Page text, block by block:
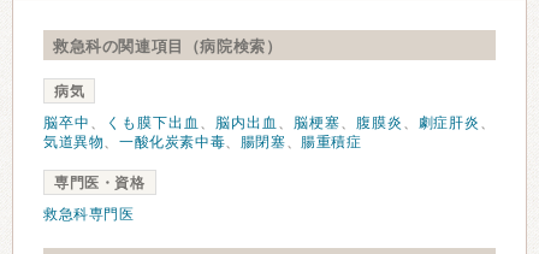
救急科の関連項目（病院検索）
病気
脳卒中 、 くも膜下出血 、 脳内出血 、 脳梗塞、 腹膜炎 、 劇症肝炎 、
気道異物、一酸化炭素中毒、 腸閉塞、 腸重積症
専門医・資格
救急科専門医